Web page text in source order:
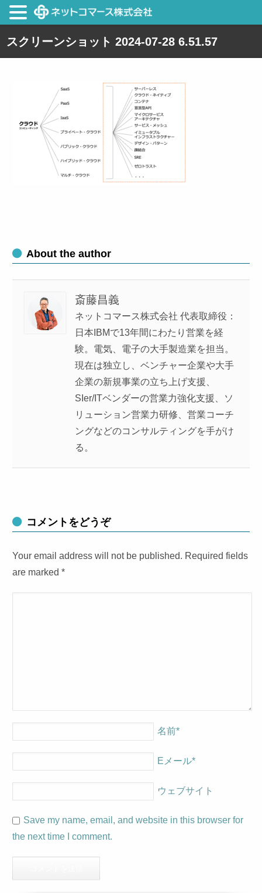
スクリーンショット 2024-07-28 6.51.57
About the author
斎藤昌義
ネットコマース株式会社 代表取締役：
日本IBMで13年間にわたり営業を経
験。電気、電子の大手製造業を担当。
現在は独立し、ベンチャー企業や大手
企業の新規事業の立ち上げ支援、
SIer/ITベンダーの営業力強化支援、ソ
リューション営業力研修、営業コーチ
ングなどのコンサルティングを手がけ
る。
コメントをどうぞ
Your email address will not be published. Required fields
are marked*
名前*
Eメール*
ウェブサイト
Save my name, email, and website in this browser for
the next time I comment.